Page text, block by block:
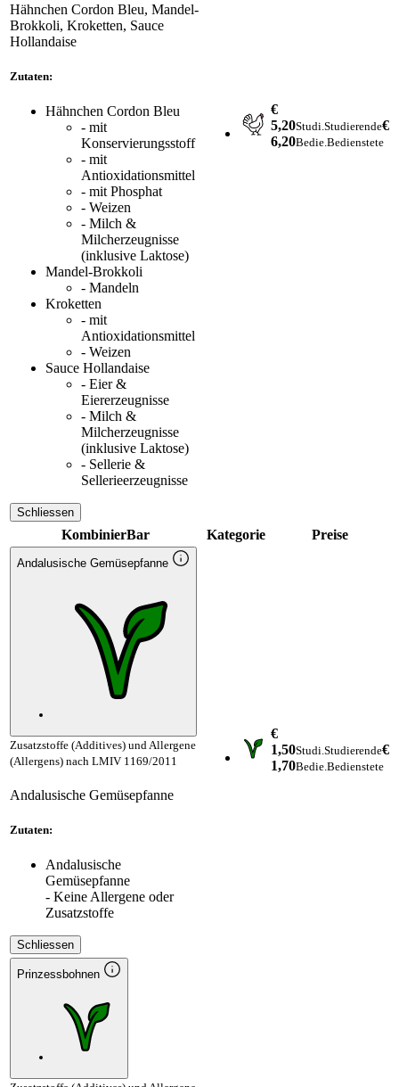
Hähnchen Cordon Bleu, Mandel-
Brokkoli, Kroketten, Sauce
Hollandaise
Zutaten:
Hähnchen Cordon Bleu
- mit
Konservierungsstoff
- mit
Antioxidationsmittel
- mit Phosphat
- Weizen
- Milch &
Milcherzeugnisse
(inklusive Laktose)
Mandel-Brokkoli
- Mandeln
Kroketten
- mit
Antioxidationsmittel
- Weizen
Sauce Hollandaise
- Eier &
Eiererzeugnisse
- Milch &
Milcherzeugnisse
(inklusive Laktose)
- Sellerie &
Sellerieerzeugnisse
Schliessen
€
5,20Studi. Studierende€
6,20Bedie. Bedienstete
KombinierBar Kategorie Preise
Andalusische Gemüsepfanne
Zusatzstoffe (Additives) und Allergene
(Allergens) nach LMIV 1169/2011
Andalusische Gemüsepfanne
Zutaten:
Andalusische
Gemüsepfanne
- Keine Allergene oder
Zusatzstoffe
Schliessen
€
1,50Studi. Studierende€
1,70Bedie. Bedienstete
Prinzessbohnen